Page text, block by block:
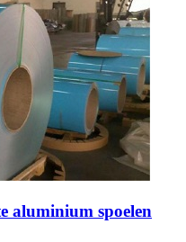
aluminium spoelen